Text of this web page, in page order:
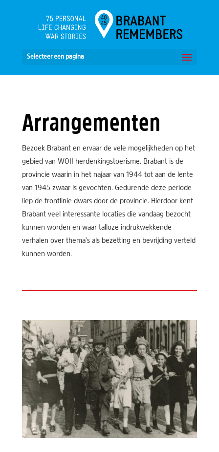
Selecteer een pagina
Arrangementen
Bezoek Brabant en ervaar de vele mogelijkheden op het
gebied van WOII herdenkingstoerisme. Brabant is de
provincie waarin in het najaar van 1944 tot aan de lente
van 1945 zwaar is gevochten. Gedurende deze periode
liep de frontlinie dwars door de provincie. Hierdoor kent
Brabant veel interessante locaties die vandaag bezocht
kunnen worden en waar talloze indrukwekkende
verhalen over thema’s als bezetting en bevrijding verteld
kunnen worden.